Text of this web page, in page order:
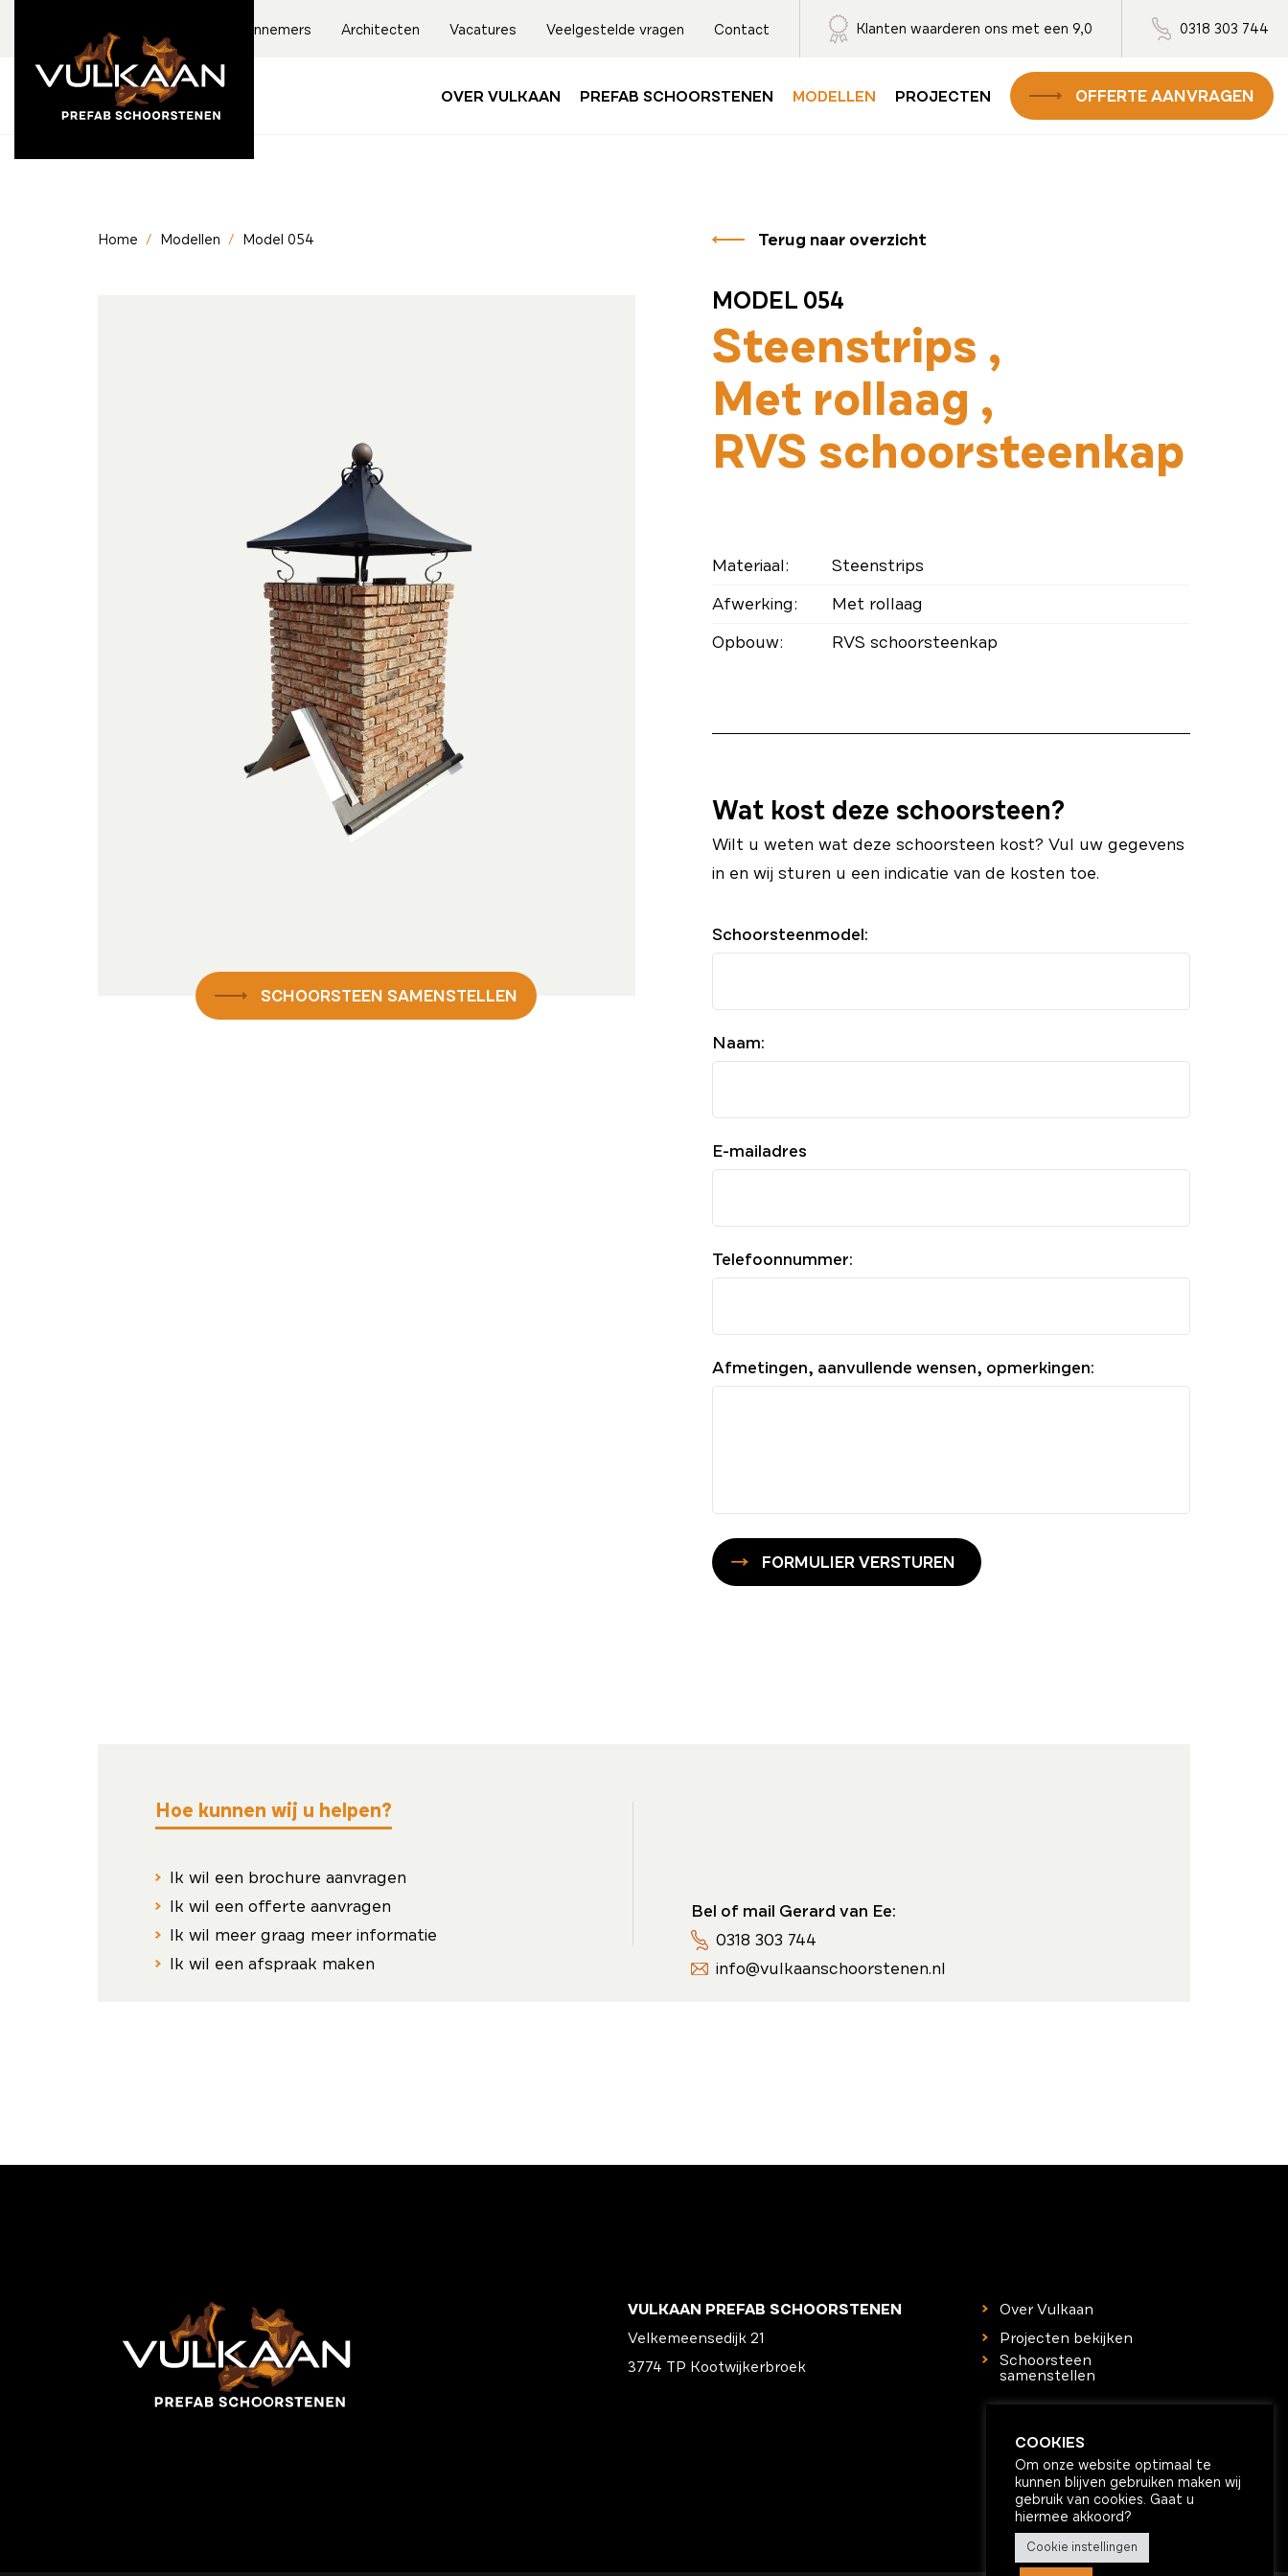
Aannemers Architecten Vacatures Veelgestelde vragen Contact Klanten waarderen ons met een 9,0 0318 303 744
OVER VULKAAN PREFAB SCHOORSTENEN MODELLEN PROJECTEN OFFERTE AANVRAGEN
Home / Modellen / Model 054
SCHOORSTEEN SAMENSTELLEN
Terug naar overzicht
MODEL 054
Steenstrips
Met rollaag
RVS schoorsteenkap
Materiaal:
Steenstrips
Afwerking:
Met rollaag
Opbouw:
RVS schoorsteenkap
Wat kost deze schoorsteen?
Wilt u weten wat deze schoorsteen kost? Vul uw gegevens
in en wij sturen u een indicatie van de kosten toe.
Schoorsteenmodel:
Naam:
E-mailadres
Telefoonnummer:
Afmetingen, aanvullende wensen, opmerkingen:
FORMULIER VERSTUREN
Hoe kunnen wij u helpen?
Ik wil een brochure aanvragen
Ik wil een offerte aanvragen
Ik wil meer graag meer informatie
Ik wil een afspraak maken
Bel of mail Gerard van Ee:
0318 303 744
info@vulkaanschoorstenen.nl
VULKAAN PREFAB SCHOORSTENEN
Velkemeensedijk 21
3774 TP Kootwijkerbroek
Over Vulkaan
Projecten bekijken
Schoorsteen
samenstellen
COOKIES
Om onze website optimaal te
kunnen blijven gebruiken maken wij
gebruik van cookies. Gaat u
hiermee akkoord?
Cookie instellingen